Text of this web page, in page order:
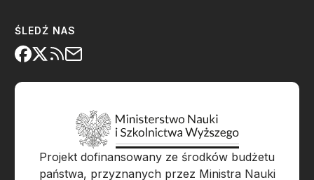
ŚLEDŹ NAS
Projekt dofinansowany ze środków budżetu
państwa, przyznanych przez Ministra Nauki